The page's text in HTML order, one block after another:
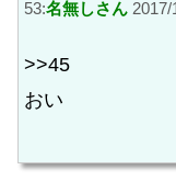
53:名無しさん
>>45
おい